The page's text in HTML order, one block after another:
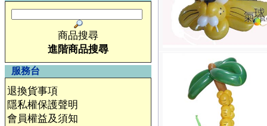
商品搜尋
進階商品搜尋
服務台
退換貨事項
隱私權保護聲明
會員權益及須知